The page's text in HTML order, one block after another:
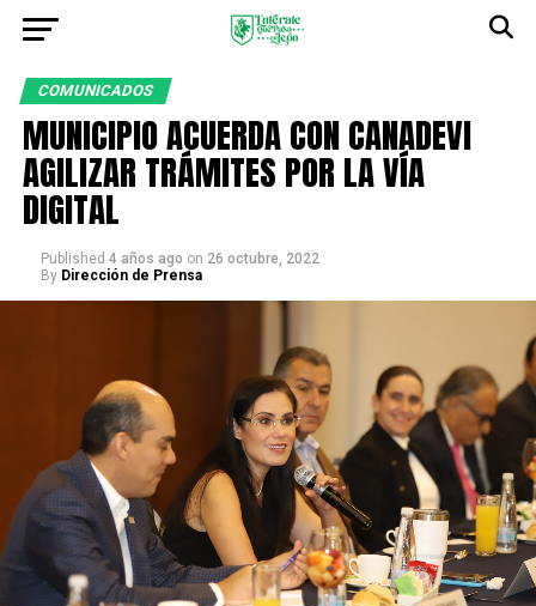
COMUNICADOS
MUNICIPIO ACUERDA CON CANADEVI
AGILIZAR TRÁMITES POR LA VÍA
DIGITAL
Published 4 años ago on 26 octubre, 2022
By Dirección de Prensa